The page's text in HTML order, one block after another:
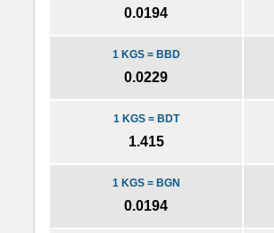
0.0194
1 KGS = BBD
0.0229
1 KGS = BDT
1.415
1 KGS = BGN
0.0194